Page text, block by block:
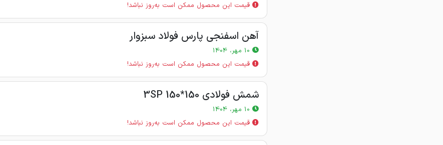
قیمت این محصول ممکن است به‌روز نباشد!
آهن اسفنجی پارس فولاد سبزوار
قیمت این محصول ممکن است به‌روز نباشد!
شمش فولادی 150*150 3SP
قیمت این محصول ممکن است به‌روز نباشد!